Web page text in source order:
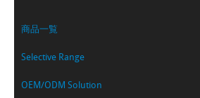
商品一覧
Selective Range
OEM/ODM Solution